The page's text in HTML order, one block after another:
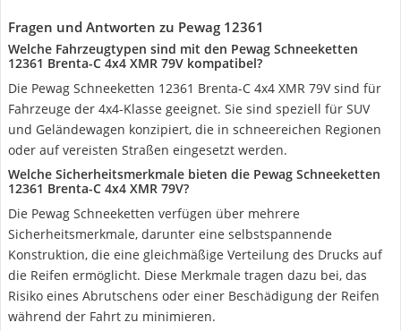
Fragen und Antworten zu Pewag 12361
Welche Fahrzeugtypen sind mit den Pewag Schneeketten
12361 Brenta-C 4x4 XMR 79V kompatibel?
Die Pewag Schneeketten 12361 Brenta-C 4x4 XMR 79V sind für
Fahrzeuge der 4x4-Klasse geeignet. Sie sind speziell für SUV
und Geländewagen konzipiert, die in schneereichen Regionen
oder auf vereisten Straßen eingesetzt werden.
Welche Sicherheitsmerkmale bieten die Pewag Schneeketten
12361 Brenta-C 4x4 XMR 79V?
Die Pewag Schneeketten verfügen über mehrere
Sicherheitsmerkmale, darunter eine selbstspannende
Konstruktion, die eine gleichmäßige Verteilung des Drucks auf
die Reifen ermöglicht. Diese Merkmale tragen dazu bei, das
Risiko eines Abrutschens oder einer Beschädigung der Reifen
während der Fahrt zu minimieren.